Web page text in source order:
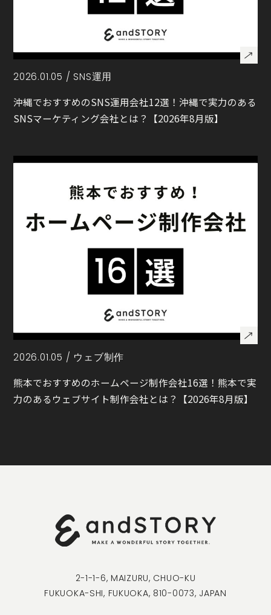
2026.01.05 / SNS運用
沖縄でおすすめのSNS運用会社12選！沖縄で実力のある
SNSマーケティング会社とは？【2026年8月版】
2026.01.05 / ウェブ制作
熊本でおすすめのホームページ制作会社16選！熊本で実
力のあるウェブサイト制作会社とは？【2026年8月版】
2-1-1-6, MAIZURU, CHUO-KU
FUKUOKA-SHI, FUKUOKA, 810-0073, JAPAN